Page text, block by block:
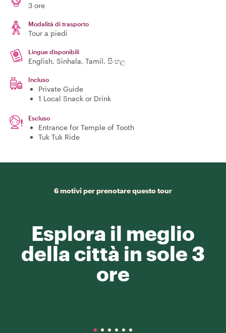
3 ore
Modalità di trasporto
Tour a piedi
Lingue disponibili
English, Sinhala, Tamil, සිංහල
Incluso
Private Guide
1 Local Snack or Drink
Escluso
Entrance for Temple of Tooth
Tuk Tuk Ride
6 motivi per prenotare questo tour
Esplora il meglio
della città in sole 3
ore